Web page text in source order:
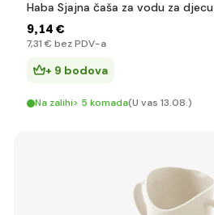
Haba Sjajna čaša za vodu za
9,14 €
7,31 € bez PDV-a
+ 9 bodova
Na zalihi> 5 komada(U vas 13.08.)